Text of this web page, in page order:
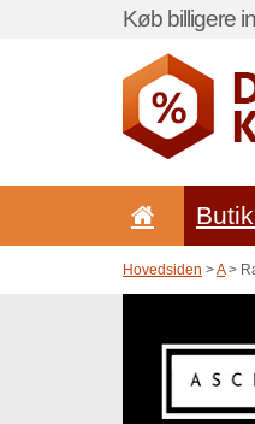
Køb billigere
Hovedsiden >A>